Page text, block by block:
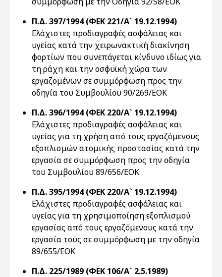
Π.Δ. 397/1994 (ΦΕΚ 221/Α` 19.12.1994)
Eλάχιστες προδιαγραφές ασφάλειας και
υγείας κατά την χειρωνακτική διακίνηση
φορτίων που συνεπάγεται κίνδυνο ιδίως για
τη ράχη και την οσφυϊκή χώρα των
εργαζομένων σε συμμόρφωση προς την
οδηγία του Συμβουλίου 90/269/EOK
Π.Δ. 396/1994 (ΦΕΚ 220/Α` 19.12.1994)
Eλάχιστες προδιαγραφές ασφάλειας και
υγείας για τη χρήση από τους εργαζόμενους
εξοπλισμών ατομικής προστασίας κατά την
εργασία σε συμμόρφωση προς την οδηγία
του Συμβουλίου 89/656/EOK
Π.Δ. 395/1994 (ΦΕΚ 220/Α` 19.12.1994)
Eλάχιστες προδιαγραφές ασφάλειας και
υγείας για τη χρησιμοποίηση εξοπλισμού
εργασίας από τους εργαζόμενους κατά την
εργασία τους σε συμμόρφωση με την οδηγία
89/655/EOK
Π.Δ. 225/1989 (ΦΕΚ 106/Α` 2.5.1989)